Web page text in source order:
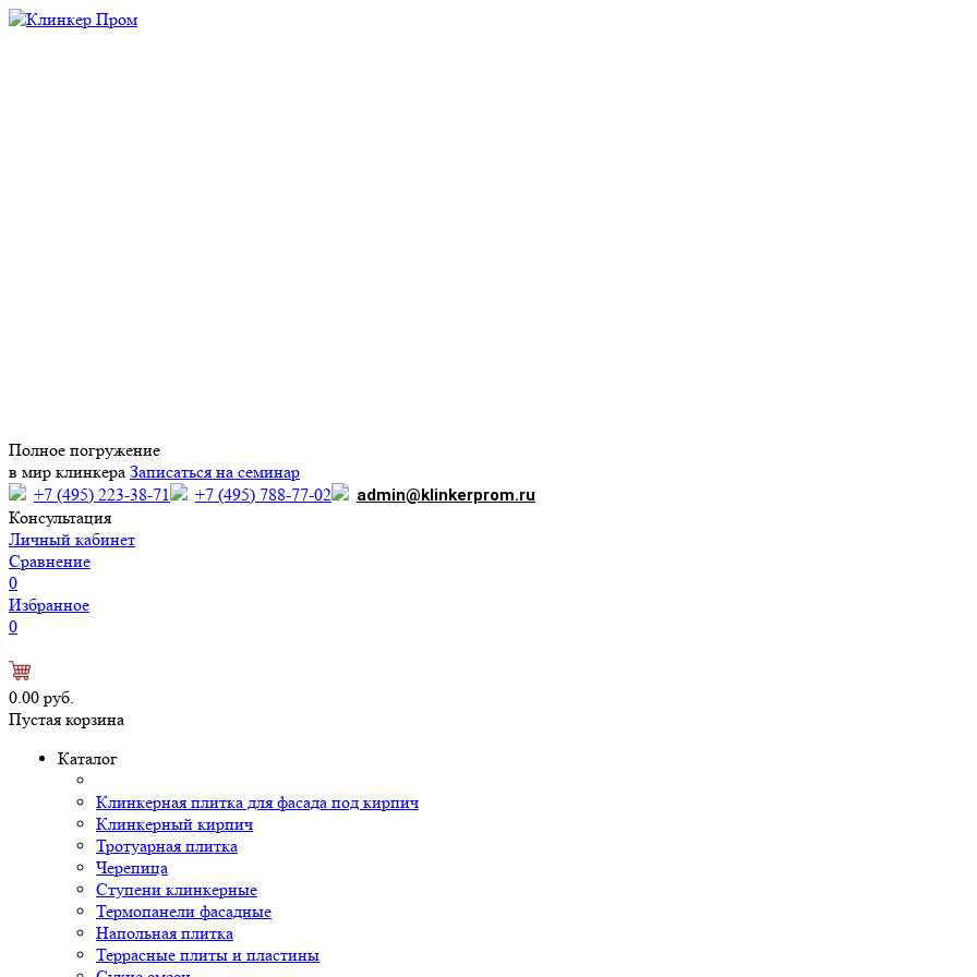
Полное погружение
в мир клинкера Записаться на семинар
+7 (495) 223-38-71
+7 (495) 788-77-02 admin@klinkerprom.ru
Консультация
Личный кабинет
Сравнение
0
Избранное
0
0.00 руб.
Пустая корзина
Каталог
Клинкерная плитка для фасада под кирпич
Клинкерный кирпич
Тротуарная плитка
Черепица
Ступени клинкерные
Термопанели фасадные
Напольная плитка
Террасные плиты и пластины